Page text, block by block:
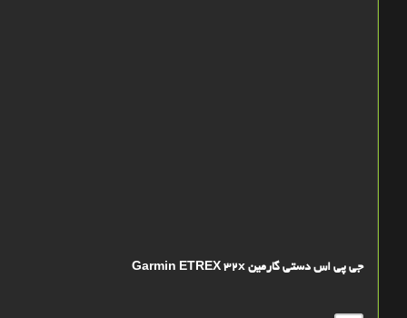
جی پی اس دستی گارمین Garmin ETREX 32x